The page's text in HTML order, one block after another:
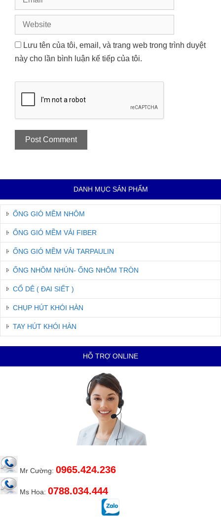
Website
Lưu tên của tôi, email, và trang web trong trình duyệt
này cho lần bình luận kế tiếp của tôi.
DANH MỤC SẢN PHẨM
ỐNG GIÓ MỀM NHÔM
ỐNG GIÓ MỀM VẢI FIBER
ỐNG GIÓ MỀM VẢI TARPAULIN
ỐNG NHÔM NHÚN- ỐNG NHÔM TRÒN
CỔ DÊ ( ĐAI SIẾT )
CHỤP HÚT KHÓI HÀN
TAY HÚT KHÓI HÀN
HỖ TRỢ ONLINE
Mr Cường: 0965.424.236
Ms Hoa: 0788.034.444